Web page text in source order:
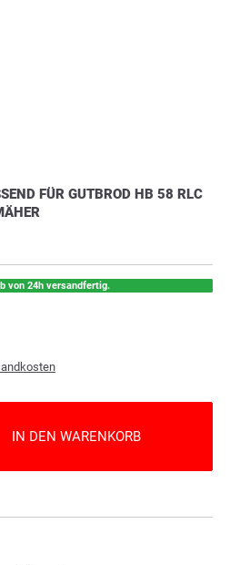
FÜR GUTBROD HB 58 RLC
von 24h versandfertig.
IN DEN WARENKORB